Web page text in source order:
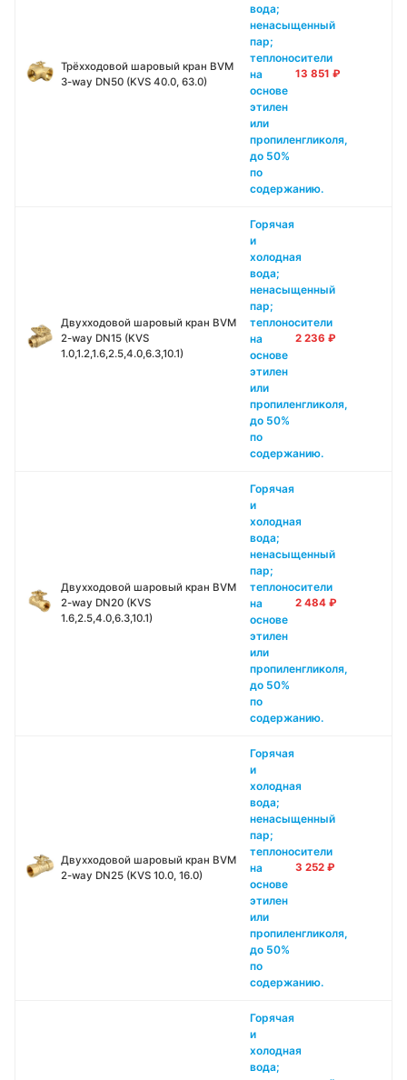
Трёхходовой шаровый кран BVM
3-way DN50 (KVS 40.0, 63.0)
вода;
ненасыщенный
пар;
теплоносители
на
основе
этилен
или
пропиленгликоля,
до 50%
по
содержанию.
13 851 ₽
Двухходовой шаровый кран BVM
2-way DN15 (KVS
1.0,1.2,1.6,2.5,4.0,6.3,10.1)
Горячая
и
холодная
вода;
ненасыщенный
пар;
теплоносители
на
основе
этилен
или
пропиленгликоля,
до 50%
по
содержанию.
2 236 ₽
Двухходовой шаровый кран BVM
2-way DN20 (KVS
1.6,2.5,4.0,6.3,10.1)
Горячая
и
холодная
вода;
ненасыщенный
пар;
теплоносители
на
основе
этилен
или
пропиленгликоля,
до 50%
по
содержанию.
2 484 ₽
Двухходовой шаровый кран BVM
2-way DN25 (KVS 10.0, 16.0)
Горячая
и
холодная
вода;
ненасыщенный
пар;
теплоносители
на
основе
этилен
или
пропиленгликоля,
до 50%
по
содержанию.
3 252 ₽
Горячая
и
холодная
вода;